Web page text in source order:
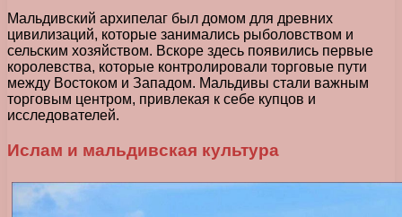
Мальдивский архипелаг был домом для древних
цивилизаций, которые занимались рыболовством и
сельским хозяйством. Вскоре здесь появились первые
королевства, которые контролировали торговые пути
между Востоком и Западом. Мальдивы стали важным
торговым центром, привлекая к себе купцов и
исследователей.
Ислам и мальдивская культура